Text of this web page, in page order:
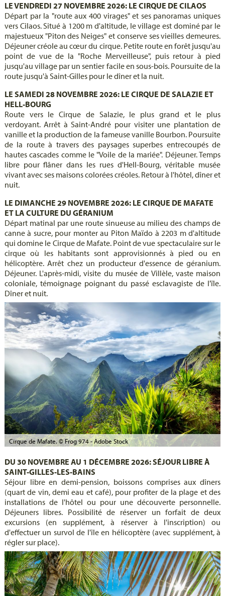
LE VENDREDI 27 NOVEMBRE 2026: LE CIRQUE DE CILAOS
Départ par la "route aux 400 virages" et ses panoramas uniques
vers Cilaos. Situé à 1200 m d'altitude, le village est dominé par le
majestueux "Piton des Neiges" et conserve ses vieilles demeures.
Déjeuner créole au cœur du cirque. Petite route en forêt jusqu'au
point de vue de la "Roche Merveilleuse", puis retour à pied
jusqu'au village par un sentier facile en sous-bois. Poursuite de la
route jusqu'à Saint-Gilles pour le dîner et la nuit.
LE SAMEDI 28 NOVEMBRE 2026: LE CIRQUE DE SALAZIE ET
HELL-BOURG
Route vers le Cirque de Salazie, le plus grand et le plus
verdoyant. Arrêt à Saint-André pour visiter une plantation de
vanille et la production de la fameuse vanille Bourbon. Poursuite
de la route à travers des paysages superbes entrecoupés de
hautes cascades comme le "Voile de la mariée". Déjeuner. Temps
libre pour flâner dans les rues d'Hell-Bourg, véritable musée
vivant avec ses maisons colorées créoles. Retour à l'hôtel, dîner et
nuit.
LE DIMANCHE 29 NOVEMBRE 2026: LE CIRQUE DE MAFATE
ET LA CULTURE DU GÉRANIUM
Départ matinal par une route sinueuse au milieu des champs de
canne à sucre, pour monter au Piton Maïdo à 2203 m d'altitude
qui domine le Cirque de Mafate. Point de vue spectaculaire sur le
cirque où les habitants sont approvisionnés à pied ou en
hélicoptère. Arrêt chez un producteur d'essence de géranium.
Déjeuner. L'après-midi, visite du musée de Villèle, vaste maison
coloniale, témoignage poignant du passé esclavagiste de l'ïle.
Dîner et nuit.
Cirque de Mafate. © Frog 974 - Adobe Stock
DU 30 NOVEMBRE AU 1 DÉCEMBRE 2026: SÉJOUR LIBRE À
SAINT-GILLES-LES-BAINS
Séjour libre en demi-pension, boissons comprises aux dîners
(quart de vin, demi eau et café), pour profiter de la plage et des
installations de l'hôtel ou pour une découverte personnelle.
Déjeuners libres. Possibilité de réserver un forfait de deux
excursions (en supplément, à réserver à l'inscription) ou
d'effectuer un survol de l'île en hélicoptère (avec supplément, à
régler sur place).